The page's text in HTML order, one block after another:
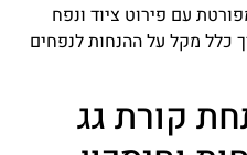
עם פירוט ציוד ונפח
כלל מקל על ההנחות לנפחים
קורת גג